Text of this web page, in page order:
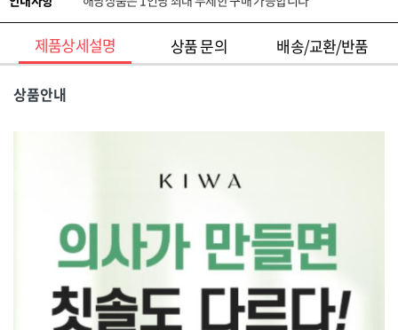
제품상세설명 상품 문의 배송/교환/반품
상품안내